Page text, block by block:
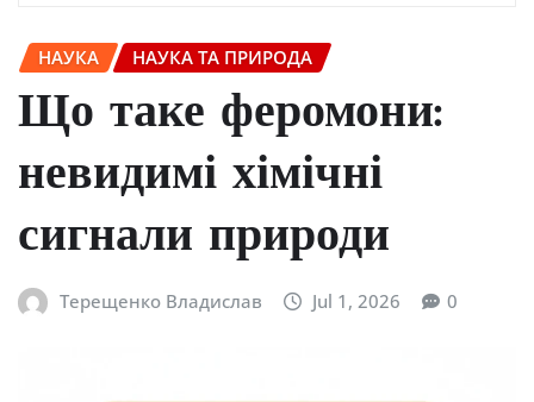
НАУКА НАУКА ТА ПРИРОДА
Що таке феромони:
невидимі хімічні
сигнали природи
Терещенко Владислав Jul 1, 2026 0